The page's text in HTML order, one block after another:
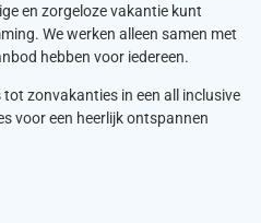
en zorgeloze vakantie kunt
We werken alleen samen met
hebben voor iedereen.
zonvakanties in een all inclusive
voor een heerlijk ontspannen